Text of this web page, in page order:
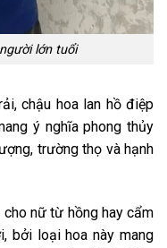
lớn tuổi
chậu hoa lan hồ điệp
ý nghĩa phong thủy
trường thọ và hạnh
nữ từ hồng hay cẩm
bởi loại hoa này mang